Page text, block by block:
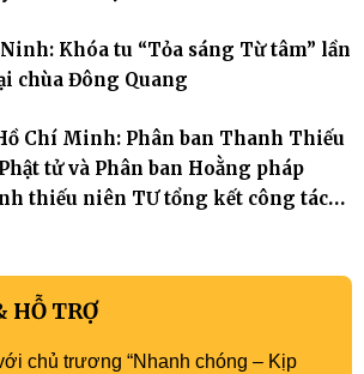
Khóa tu “Tỏa sáng Từ tâm” lần
chùa Đông Quang
Chí Minh: Phân ban Thanh Thiếu
tử và Phân ban Hoằng pháp
thiếu niên TƯ tổng kết công tác
HỖ TRỢ
chủ trương “Nhanh chóng – Kịp